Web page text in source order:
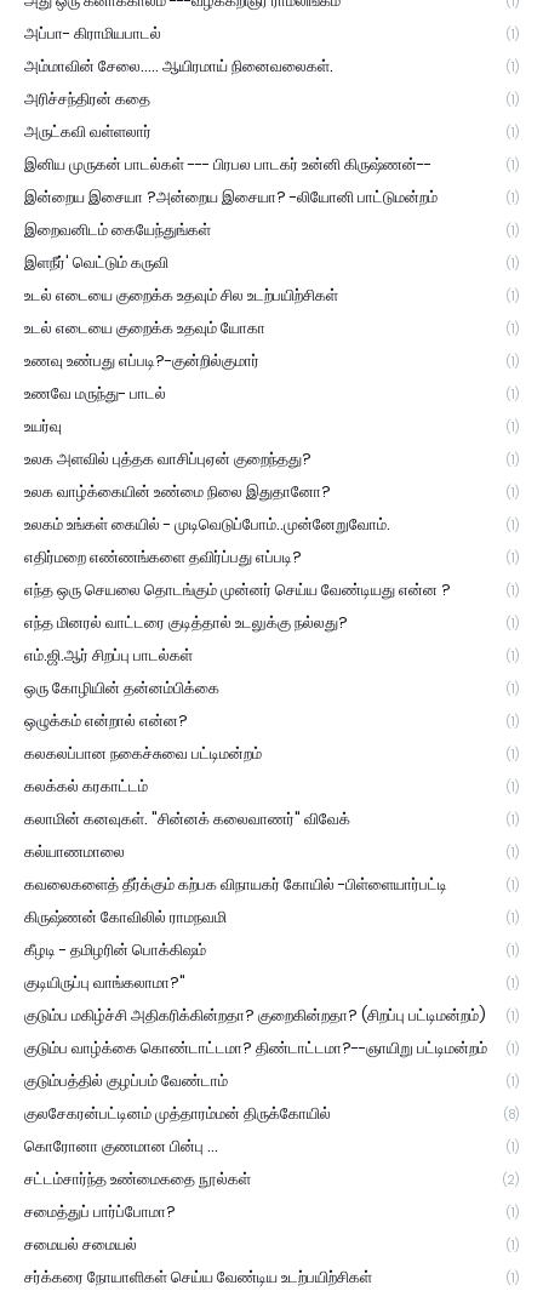
அப்பா- கிராமியபாடல் (1)
அம்மாவின் சேலை..... ஆயிரமாய் நினைவலைகள். (1)
அரிச்சந்திரன் கதை (1)
அருட்கவி வள்ளலார் (1)
இனிய முருகன் பாடல்கள் --- பிரபல பாடகர் உன்னி கிருஷ்ணன்-- (1)
இன்றைய இசையா ?அன்றைய இசையா? -லியோனி பாட்டுமன்றம் (1)
இறைவனிடம் கையேந்துங்கள் (1)
இளநீர்' வெட்டும் கருவி (1)
உடல் எடையை குறைக்க உதவும் சில உடற்பயிற்சிகள் (1)
உடல் எடையை குறைக்க உதவும் யோகா (1)
உணவு உண்பது எப்படி?-குன்றில்குமார் (1)
உணவே மருந்து- பாடல் (1)
உயர்வு (1)
உலக அளவில் புத்தக வாசிப்புஏன் குறைந்தது? (1)
உலக வாழ்க்கையின் உண்மை நிலை இதுதானோ? (1)
உலகம் உங்கள் கையில் - முடிவெடுப்போம்..முன்னேறுவோம். (1)
எதிர்மறை எண்ணங்களை தவிர்ப்பது எப்படி? (1)
எந்த ஒரு செயலை தொடங்கும் முன்னர் செய்ய வேண்டியது என்ன ? (1)
எந்த மினரல் வாட்டரை குடித்தால் உடலுக்கு நல்லது? (1)
எம்.ஜி.ஆர் சிறப்பு பாடல்கள் (1)
ஒரு கோழியின் தன்னம்பிக்கை (1)
ஒழுக்கம் என்றால் என்ன? (1)
கலகலப்பான நகைச்சுவை பட்டிமன்றம் (1)
கலக்கல் கரகாட்டம் (1)
கலாமின் கனவுகள். "சின்னக் கலைவாணர்" விவேக் (1)
கல்யாணமாலை (1)
கவலைகளைத் தீர்க்கும் கற்பக விநாயகர் கோயில் -பிள்ளையார்பட்டி (1)
கிருஷ்ணன் கோவிலில் ராமநவமி (1)
கீழடி - தமிழரின் பொக்கிஷம் (1)
குடியிருப்பு வாங்கலாமா?" (1)
குடும்ப மகிழ்ச்சி அதிகரிக்கின்றதா? குறைகின்றதா? (சிறப்பு பட்டிமன்றம்) (1)
குடும்ப வாழ்க்கை கொண்டாட்டமா? திண்டாட்டமா?--ஞாயிறு பட்டிமன்றம் (1)
குடும்பத்தில் குழப்பம் வேண்டாம் (1)
குலசேகரன்பட்டினம் முத்தாரம்மன் திருக்கோயில் (8)
கொரோனா குணமான பின்பு ... (1)
சட்டம்சார்ந்த உண்மைகதை நூல்கள் (2)
சமைத்துப் பார்ப்போமா? (1)
சமையல் சமையல் (1)
சர்க்கரை நோயாளிகள் செய்ய வேண்டிய உடற்பயிற்சிகள் (1)